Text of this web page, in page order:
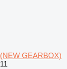
(NEW GEARBOX)
11